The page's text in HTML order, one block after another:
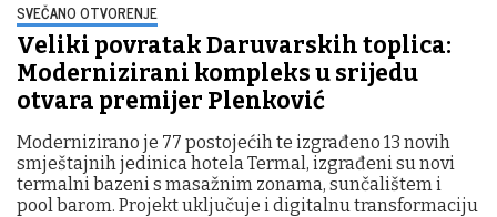
SVEČANO OTVORENJE
Veliki povratak Daruvarskih toplica:
Modernizirani kompleks u srijedu
otvara premijer Plenković
Modernizirano je 77 postojećih te izgrađeno 13 novih
smještajnih jedinica hotela Termal, izgrađeni su novi
termalni bazeni s masažnim zonama, sunčalištem i
pool barom. Projekt uključuje i digitalnu transformaciju